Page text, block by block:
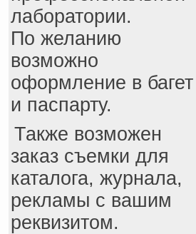
лаборатории.
По желанию
возможно
оформление в багет
и паспарту.
Также возможен
заказ съемки для
каталога, журнала,
рекламы с вашим
реквизитом.